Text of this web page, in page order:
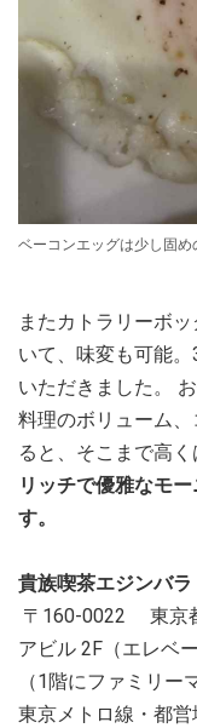
ベーコンエッグは少し固め
またカトラリーボ
いて、味変も可能
いただきました。
料理のボリューム
ると、そこまで高く
リッチで優雅なモ
す。
貴族喫茶エジンバラ
〒160-0022 東京
アビル 2F（エレベ
（1階にファミリー
東京メトロ線・都営